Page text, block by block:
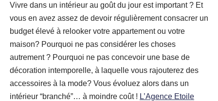
Vivre dans un intérieur au goût du jour est important ? Et
vous en avez assez de devoir régulièrement consacrer un
budget élevé à relooker votre appartement ou votre
maison? Pourquoi ne pas considérer les choses
autrement ? Pourquoi ne pas concevoir une base de
décoration intemporelle, à laquelle vous rajouterez des
accessoires à la mode? Vous évoluez alors dans un
intérieur “branché”… à moindre coût ! L’Agence Etoile